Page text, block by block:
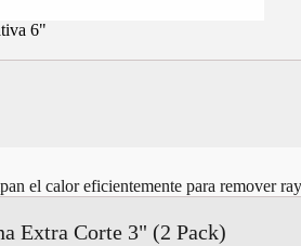
6"
el calor eficientemente para remover
Extra Corte 3" (2 Pack)